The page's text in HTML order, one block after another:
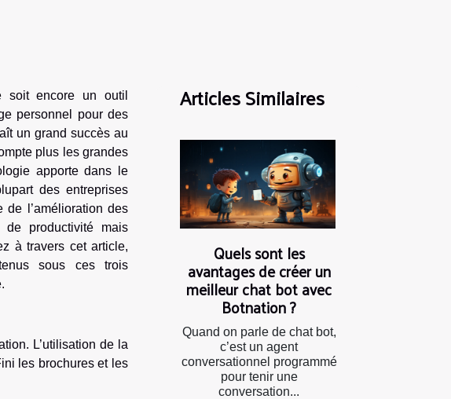
soit encore un outil
personnel pour des
un grand succès au
plus les grandes
apporte dans le
des entreprises
de l’amélioration des
de productivité mais
à travers cet article,
sous ces trois
L’utilisation de la
les brochures et les
Articles Similaires
Quels sont les
avantages de créer un
meilleur chat bot avec
Botnation ?
Quand on parle de chat bot,
c’est un agent
conversationnel programmé
pour tenir une
conversation...